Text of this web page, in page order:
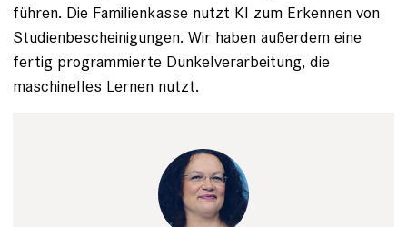
führen. Die Familienkasse nutzt KI zum Erkennen von
Studienbescheinigungen. Wir haben außerdem eine
fertig programmierte Dunkelverarbeitung, die
maschinelles Lernen nutzt.